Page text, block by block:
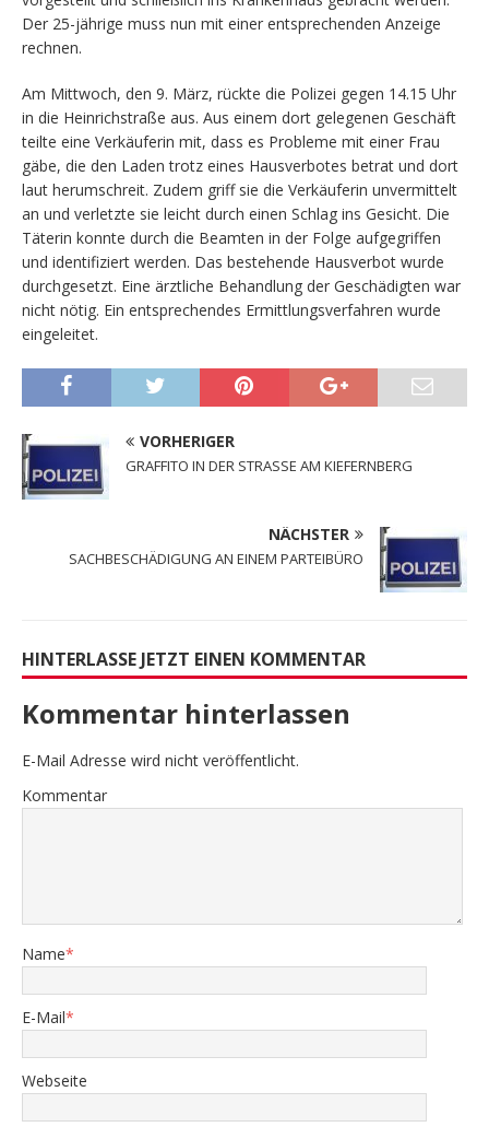
Der 25-jährige muss nun mit einer entsprechenden Anzeige
rechnen.
Am Mittwoch, den 9. März, rückte die Polizei gegen 14.15 Uhr
in die Heinrichstraße aus. Aus einem dort gelegenen Geschäft
teilte eine Verkäuferin mit, dass es Probleme mit einer Frau
gäbe, die den Laden trotz eines Hausverbotes betrat und dort
laut herumschreit. Zudem griff sie die Verkäuferin unvermittelt
an und verletzte sie leicht durch einen Schlag ins Gesicht. Die
Täterin konnte durch die Beamten in der Folge aufgegriffen
und identifiziert werden. Das bestehende Hausverbot wurde
durchgesetzt. Eine ärztliche Behandlung der Geschädigten war
nicht nötig. Ein entsprechendes Ermittlungsverfahren wurde
eingeleitet.
VORHERIGER
GRAFFITO IN DER STRASSE AM KIEFERNBERG
NÄCHSTER
SACHBESCHÄDIGUNG AN EINEM PARTEIBÜRO
HINTERLASSE JETZT EINEN KOMMENTAR
Kommentar hinterlassen
E-Mail Adresse wird nicht veröffentlicht.
Kommentar
Name*
E-Mail*
Webseite